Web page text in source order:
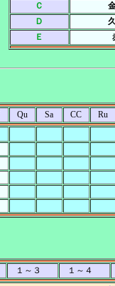
Ｃ
Ｄ
Ｅ
Qu Sa CC
Ru
１～３
１～４